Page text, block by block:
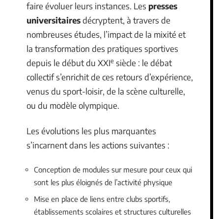
faire évoluer leurs instances. Les presses
universitairesdécryptent, à travers de
nombreuses études, l’impact de la mixité et
la transformation des pratiques sportives
depuis le début du XXIe siècle : le débat
collectif s’enrichit de ces retours d’expérience,
venus du sport-loisir, de la scène culturelle,
ou du modèle olympique.
Les évolutions les plus marquantes
s’incarnent dans les actions suivantes :
Conception de modules sur mesure pour ceux qui
sont les plus éloignés de l’activité physique
Mise en place de liens entre clubs sportifs,
établissements scolaires et structures culturelles